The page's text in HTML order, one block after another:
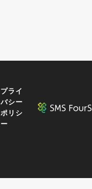
プライ
バシー
ポリシ
ー